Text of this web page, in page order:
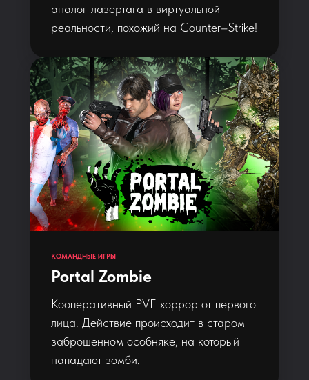
аналог лазертага в виртуальной
реальности, похожий на Counter–Strike!
КОМАНДНЫЕ ИГРЫ
Portal Zombie
Кооперативный PVE хоррор от первого
лица. Действие происходит в старом
заброшенном особняке, на который
нападают зомби.